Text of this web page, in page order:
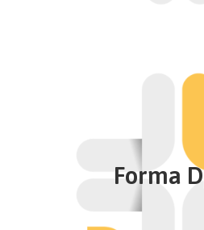
Forma
Forma
Assistenza specialistica
Soddisfa chi vuole
ampia, comprensiva delle
specialistica ambulatoriale e
Fino al massimale annuo di